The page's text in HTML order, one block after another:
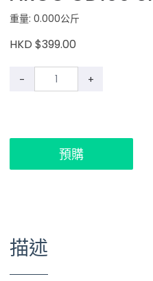
重量: 0.000公斤
HKD $399.00
- +
預購
描述